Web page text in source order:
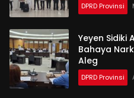
DPRD Provinsi
Yeyen Sidiki
Bahaya
Aleg
DPRD Provinsi